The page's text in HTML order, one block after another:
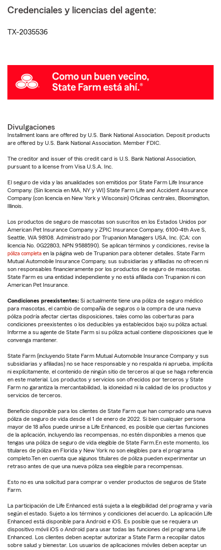
Credenciales y licencias del agente:
TX-2035536
Divulgaciones
Installment loans are offered by U.S. Bank National Association. Deposit products
are offered by U.S. Bank National Association. Member FDIC.
The creditor and issuer of this credit card is U.S. Bank National Association,
pursuant to a license from Visa U.S.A. Inc.
El seguro de vida y las anualidades son emitidos por State Farm Life Insurance
Company. (Sin licencia en MA, NY y WI) State Farm Life and Accident Assurance
Company (con licencia en New York y Wisconsin) Oficinas centrales, Bloomington,
Illinois.
Los productos de seguro de mascotas son suscritos en los Estados Unidos por
American Pet Insurance Company y ZPIC Insurance Company, 6100-4th Ave S,
Seattle, WA 98108. Administrado por Trupanion Managers USA, Inc. (CA: con
licencia No. 0G22803, NPN 9588590). Se aplican términos y condiciones, revise la
póliza completa en la página web de Trupanion para obtener detalles. State Farm
Mutual Automobile Insurance Company, sus subsidiarias y afiliadas no ofrecen ni
son responsables financieramente por los productos de seguro de mascotas.
State Farm es una entidad independiente y no está afiliada con Trupanion ni con
American Pet Insurance.
Condiciones preexistentes: Si actualmente tiene una póliza de seguro médico
para mascotas, el cambio de compañía de seguros o la compra de una nueva
póliza podría afectar ciertas disposiciones, tales como las coberturas para
condiciones preexistentes o los deducibles ya establecidos bajo su póliza actual.
Informe a su agente de State Farm si su póliza actual contiene disposiciones que le
convenga mantener.
State Farm (incluyendo State Farm Mutual Automobile Insurance Company y sus
subsidiarias y afiliadas) no se hace responsable y no respalda ni aprueba, implícita
ni explícitamente, el contenido de ningún sitio de terceros al que se haga referencia
en este material. Los productos y servicios son ofrecidos por terceros y State
Farm no garantiza la mercantabilidad, la idoneidad ni la calidad de los productos y
servicios de terceros.
Beneficio disponible para los clientes de State Farm que han comprado una nueva
póliza de seguro de vida desde el 1 de enero de 2022. Si bien cualquier persona
mayor de 18 años puede unirse a Life Enhanced, es posible que ciertas funciones
de la aplicación, incluyendo las recompensas, no estén disponibles a menos que
tengas una póliza de seguro de vida elegible de State Farm.En este momento, los
titulares de póliza en Florida y New York no son elegibles para el programa
completo.Ten en cuenta que algunos titulares de póliza pueden experimentar un
retraso antes de que una nueva póliza sea elegible para recompensas.
Esto no es una solicitud para comprar o vender productos de seguros de State
Farm.
La participación de Life Enhanced está sujeta a la elegibilidad del programa y varía
según el estado. Sujeto a los términos y condiciones del acuerdo. La aplicación Life
Enhanced está disponible para Android e iOS. Es posible que se requiera un
dispositivo móvil iOS o Android para usar todas las funciones del programa Life
Enhanced. Los clientes deben aceptar autorizar a State Farm a recopilar datos
sobre salud y bienestar. Los usuarios de aplicaciones móviles deben aceptar un